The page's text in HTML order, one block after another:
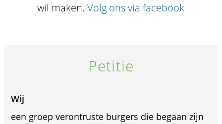
wil maken.Volg ons via facebook
Petitie
Wij
een groep verontruste burgers die begaan zijn